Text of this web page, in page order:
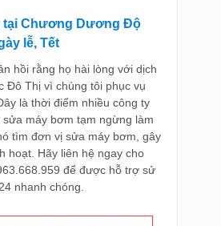
tại Chương Dương Độ
lễ, Tết
hồi rằng họ hài lòng với dịch
Đô Thị vì chúng tôi phục vụ
là thời điểm nhiều công ty
sửa máy bơm tạm ngừng làm
tìm đơn vị sửa máy bơm, gây
hoạt. Hãy liên hệ ngay cho
để được hỗ trợ sử
nhanh chóng.